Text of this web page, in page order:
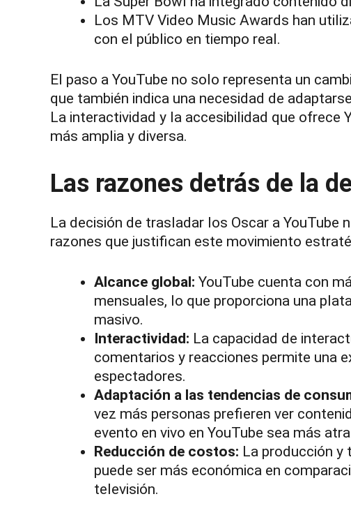
Los MTV Video Music Awards han
con el público en tiempo real.
El paso a YouTube no solo representa un
que también indica una necesidad de
La interactividad y la accesibilidad que ofrece
más amplia y diversa.
Las razones detrás de la
La decisión de trasladar los Oscar a YouTube
razones que justifican este movimiento
Alcance global: YouTube cuenta con
mensuales, lo que proporciona una
masivo.
Interactividad: La capacidad de
comentarios y reacciones permite una
espectadores.
Adaptación a las tendencias de
vez más personas prefieren ver
evento en vivo en YouTube sea más
Reducción de costos: La producción
puede ser más económica en
televisión.